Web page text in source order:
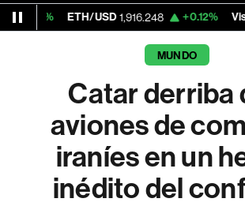
ETH/USD 1,916.248 +0.12% Visa 362.50
MUNDO
Catar derriba
aviones de
iraníes en un
inédito del